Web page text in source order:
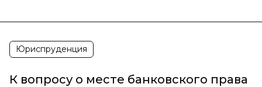
Юриспруденция
К вопросу о месте банковского права